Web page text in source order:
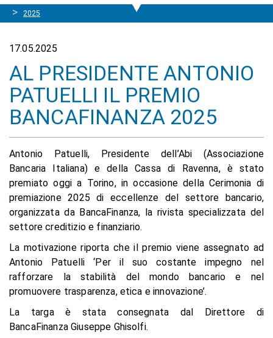
2025
17.05.2025
AL PRESIDENTE ANTONIO
PATUELLI IL PREMIO
BANCAFINANZA 2025
Antonio Patuelli, Presidente dell’Abi (Associazione
Bancaria Italiana) e della Cassa di Ravenna, è stato
premiato oggi a Torino, in occasione della Cerimonia di
premiazione 2025 di eccellenze del settore bancario,
organizzata da BancaFinanza, la rivista specializzata del
settore creditizio e finanziario.
La motivazione riporta che il premio viene assegnato ad
Antonio Patuelli ‘Per il suo costante impegno nel
rafforzare la stabilità del mondo bancario e nel
promuovere trasparenza, etica e innovazione’.
La targa è stata consegnata dal Direttore di
BancaFinanza Giuseppe Ghisolfi.